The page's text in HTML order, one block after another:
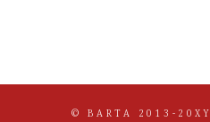
© BARTA 2013-20XY